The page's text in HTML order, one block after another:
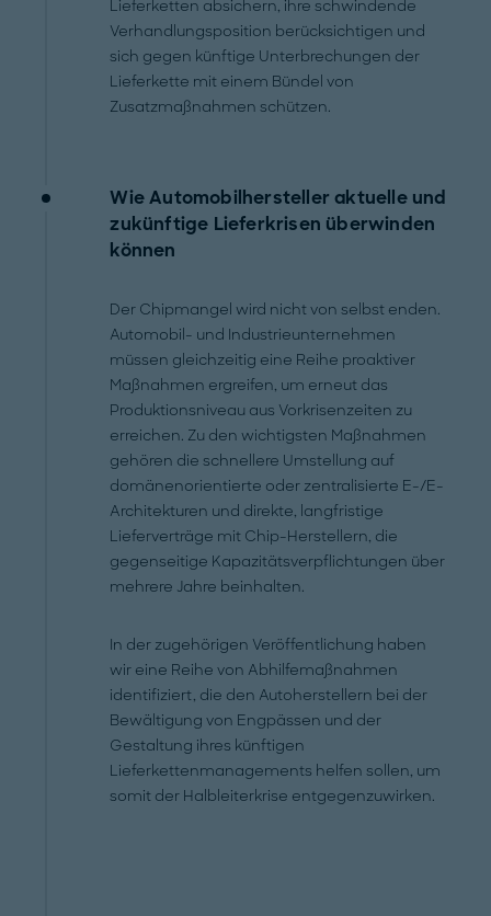
Lieferketten absichern, ihre schwindende
Verhandlungsposition berücksichtigen und
sich gegen künftige Unterbrechungen der
Lieferkette mit einem Bündel von
Zusatzmaßnahmen schützen.
Wie Automobilhersteller aktuelle und
zukünftige Lieferkrisen überwinden
können
Der Chipmangel wird nicht von selbst enden.
Automobil- und Industrieunternehmen
müssen gleichzeitig eine Reihe proaktiver
Maßnahmen ergreifen, um erneut das
Produktionsniveau aus Vorkrisenzeiten zu
erreichen. Zu den wichtigsten Maßnahmen
gehören die schnellere Umstellung auf
domänenorientierte oder zentralisierte E-/E-
Architekturen und direkte, langfristige
Lieferverträge mit Chip-Herstellern, die
gegenseitige Kapazitätsverpflichtungen über
mehrere Jahre beinhalten.
In der zugehörigen Veröffentlichung haben
wir eine Reihe von Abhilfemaßnahmen
identifiziert, die den Autoherstellern bei der
Bewältigung von Engpässen und der
Gestaltung ihres künftigen
Lieferkettenmanagements helfen sollen, um
somit der Halbleiterkrise entgegenzuwirken.